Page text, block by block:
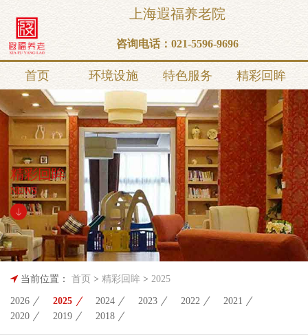
上海遐福养老院
咨询电话： 021-5596-9696
首页 环境设施 特色服务 精彩回眸
精彩回眸
NEWS
当前位置： 首页 > 精彩回眸 > 2025
2026 2025 2024 2023 2022
2021
2020
2019 2018